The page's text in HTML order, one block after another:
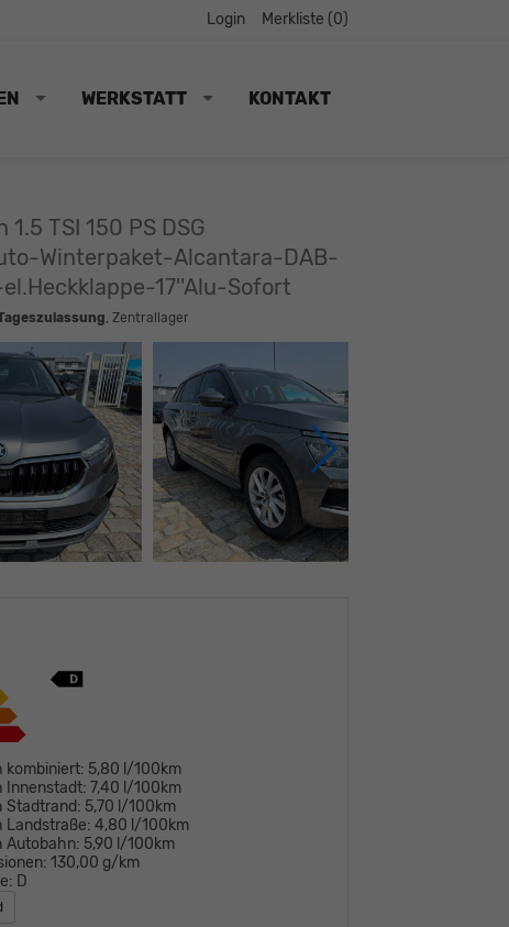
Login Merkliste (0)
WERKSTATT KONTAKT
TSI 150 PS DSG
Winterpaket-Alcantara-DAB-
17''Alu-Sofort
, Zentrallager
kombiniert: 5,80 l/100km
Innenstadt: 7,40 l/100km
Stadtrand: 5,70 l/100km
Landstraße: 4,80 l/100km
Autobahn: 5,90 l/100km
130,00 g/km
D